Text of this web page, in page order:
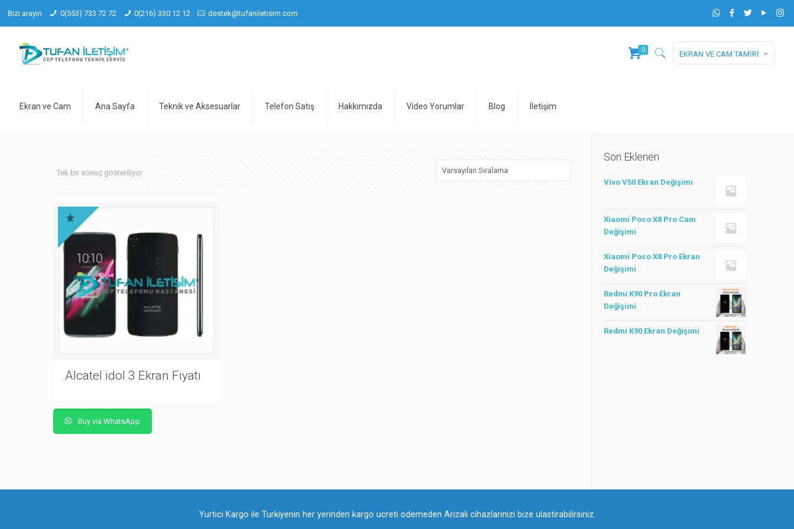
Bizi arayın 0(553) 733 72 72 0(216) 330 12 12 destek@tufaniletisim.com
Ekran ve Cam Ana Sayfa Teknik ve Aksesuarlar Telefon Satış Hakkımızda Video Yorumlar Blog İletişim
0 EKRAN VE CAM TAMİRİ
Tek bir sonuç gösteriliyor
Alcatel idol 3 Ekran Fiyatı
Buy via WhatsApp
Son Eklenen
Vivo V50 Ekran Değişimi
Xiaomi Poco X8 Pro Cam
Değişimi
Xiaomi Poco X8 Pro Ekran
Değişimi
Redmi K90 Pro Ekran
Değişimi
Redmi K90 Ekran Değişimi
Yurtici Kargo ile Turkiyenin her yerinden kargo ucreti odemeden Arizali cihazlarinizi bize ulastirabilirsiniz.